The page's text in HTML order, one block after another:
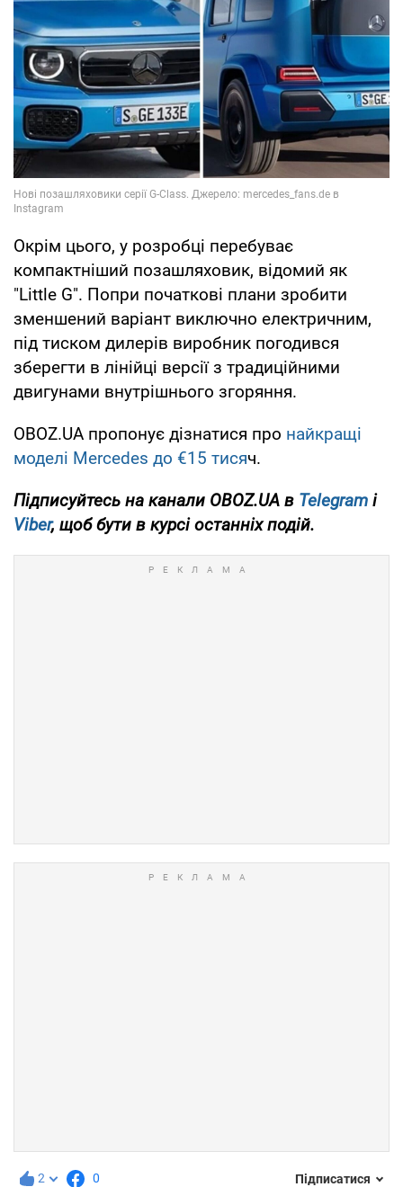
Окрім цього, у розробці перебуває
компактніший позашляховик, відомий як
"Little G". Попри початкові плани зробити
зменшений варіант виключно електричним,
під тиском дилерів виробник погодився
зберегти в лінійці версії з традиційними
двигунами внутрішнього згоряння.
OBOZ.UA пропонує дізнатися про найкращі
моделі Mercedes до €15 тисяч.
Підписуйтесь на канали OBOZ.UA в Telegram і
Viber, щоб бути в курсі останніх подій.
2 0 Підписатися